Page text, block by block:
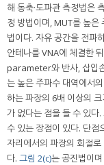
해 동축·도파관 측정법은
정 방법이며, MUT를 높은
법이다. 자유 공간을 전파
안테나를 VNA에 체결한
parameter와 반사, 삽입
는 높은 주파수 대역에서
하는 파장의 6배 이상의
가 없다는 점을 들 수 있다
수 있는 장점이 있다. 단점
자리에서의 파장의 회절
다. 그림 2(c)는 공진법이